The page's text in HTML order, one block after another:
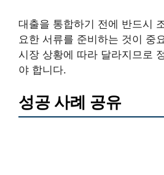
대출을 통합하기 전에 반드시
요한 서류를 준비하는 것이 중
시장 상황에 따라 달라지므로
야 합니다.
성공 사례 공유